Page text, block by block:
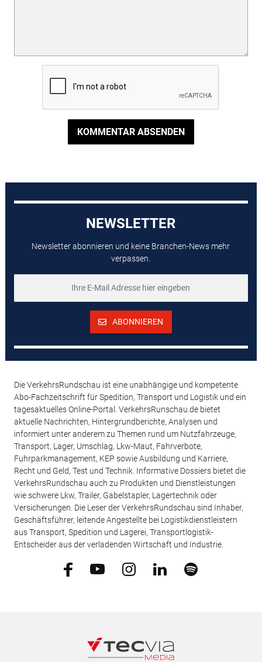
KOMMENTAR ABSENDEN
NEWSLETTER
Newsletter abonnieren und keine Branchen-News mehr
verpassen.
ABONNIEREN
Die VerkehrsRundschau ist eine unabhängige und kompetente
Abo-Fachzeitschrift für Spedition, Transport und Logistik und ein
tagesaktuelles Online-Portal. VerkehrsRunschau.de bietet
aktuelle Nachrichten, Hintergrundberichte, Analysen und
informiert unter anderem zu Themen rund um Nutzfahrzeuge,
Transport, Lager, Umschlag, Lkw-Maut, Fahrverbote,
Fuhrparkmanagement, KEP sowie Ausbildung und Karriere,
Recht und Geld, Test und Technik. Informative Dossiers bietet die
VerkehrsRundschau auch zu Produkten und Dienstleistungen
wie schwere Lkw, Trailer, Gabelstapler, Lagertechnik oder
Versicherungen. Die Leser der VerkehrsRundschau sind Inhaber,
Geschäftsführer, leitende Angestellte bei Logistikdienstleistern
aus Transport, Spedition und Lagerei, Transportlogistik-
Entscheider aus der verladenden Wirtschaft und Industrie.